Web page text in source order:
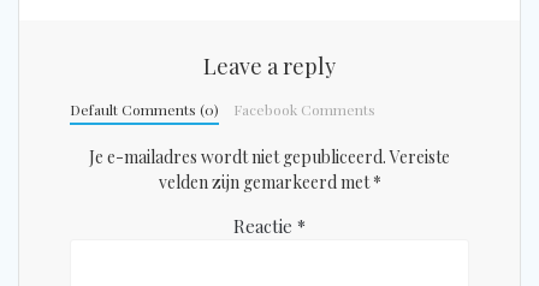
Leave a reply
Default Comments (0) Facebook Comments
Je e-mailadres wordt niet gepubliceerd. Vereiste
velden zijn gemarkeerd met*
Reactie *